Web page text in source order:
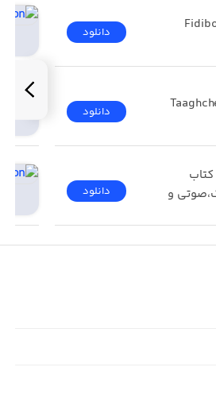
دانلود
دانلود
دانلود